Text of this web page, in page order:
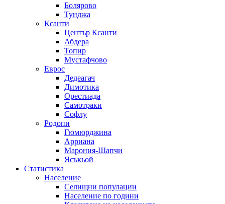
Болярово
Тунджа
Ксанти
Център Ксанти
Абдера
Топир
Мустафчово
Еврос
Дедеагач
Димотика
Орестиада
Самотраки
Софлу
Родопи
Гюмюрджина
Арриана
Марония-Шапчи
Ясъкьой
Статистика
Население
Селищни популации
Население по години